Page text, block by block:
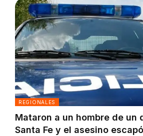
REGIONALES
Mataron a un hombre de un
Santa Fe y el asesino